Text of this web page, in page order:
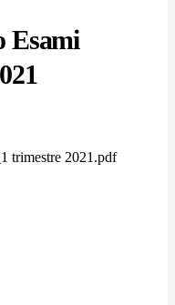
Esami
trimestre 2021.pdf